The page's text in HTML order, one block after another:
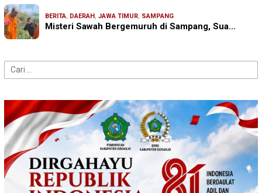
BERITA, DAERAH, JAWA TIMUR, SAMPANG
Misteri Sawah Bergemuruh di Sampang, Sua…
Cari
untuk: